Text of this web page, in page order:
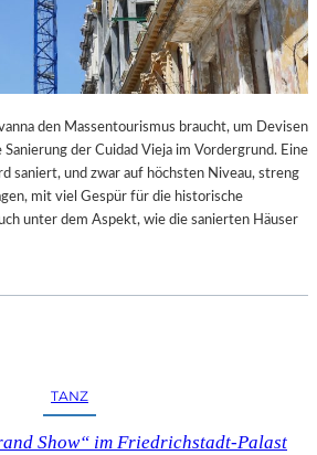
den Massentourismus braucht, um Devisen
der Cuidad Vieja im Vordergrund. Eine
saniert, und zwar auf höchsten Niveau, streng
mit viel Gespür für die historische
unter dem Aspekt, wie die sanierten Häuser
TANZ
Show“ im Friedrichstadt-Palast